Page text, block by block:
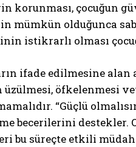
korunması, çocuğun
mümkün olduğunca
istikrarlı olması
ifade edilmesine
üzülmesi, öfkelenmesi
“Güçlü
becerilerini
bu süreçte etkili